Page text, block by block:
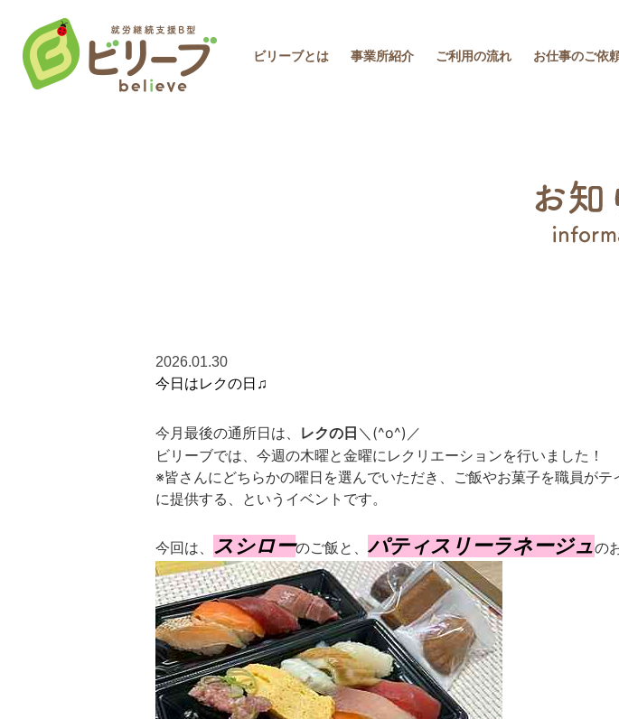
ビリーブとは 事業所紹介 ご利用の流れ お仕事のご依
2026.01.30
今日はレクの日♫
今月最後の通所日は、 レクの日 ＼(^o^)／
ビリーブでは、今週の木曜と金曜にレクリエーションを行いました！
※皆さんにどちらかの曜日を選んでいただき、ご飯やお菓子を職員が
に提供する、というイベントです。
今回は、 スシローのご飯と、 パティスリーラネージュの